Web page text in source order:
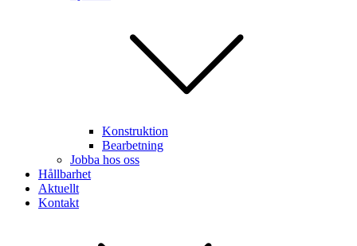
Konstruktion
Bearbetning
Jobba hos oss
Hållbarhet
Aktuellt
Kontakt